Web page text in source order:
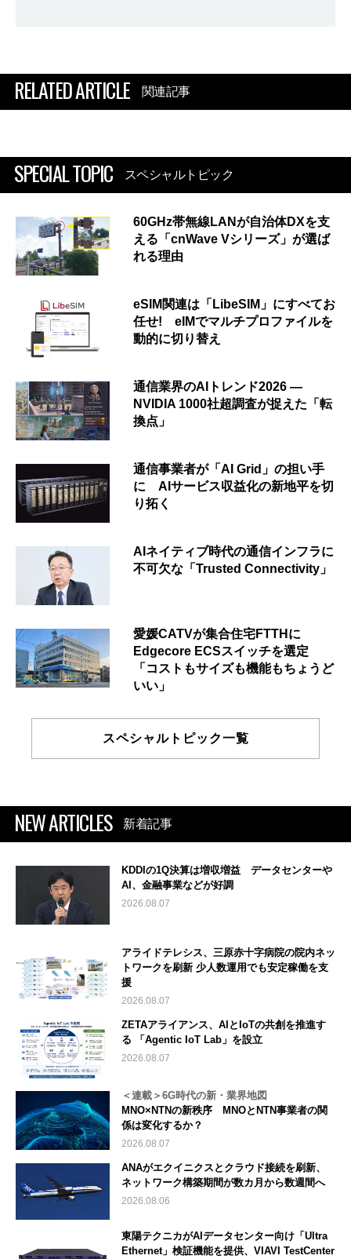
RELATED ARTICLE 関連記事
SPECIAL TOPIC スペシャルトピック
60GHz帯無線LANが自治体DXを支
える「cnWave Vシリーズ」が選ば
れる理由
eSIM関連は「LibeSIM」にすべてお
任せ! eIMでマルチプロファイルを
動的に切り替え
通信業界のAIトレンド2026 ―
NVIDIA 1000社超調査が捉えた「転
換点」
通信事業者が「AI Grid」の担い手
に AIサービス収益化の新地平を切
り拓く
AIネイティブ時代の通信インフラに
不可欠な「Trusted Connectivity」
愛媛CATVが集合住宅FTTHに
Edgecore ECSスイッチを選定
「コストもサイズも機能もちょうど
いい」
スペシャルトピック一覧
NEW ARTICLES 新着記事
KDDIの1Q決算は増収増益 データセンターや
AI、金融事業などが好調
2026.08.07
アライドテレシス、三原赤十字病院の院内ネッ
トワークを刷新 少人数運用でも安定稼働を支
援
2026.08.07
ZETAアライアンス、AIとIoTの共創を推進す
る 「Agentic IoT Lab」を設立
2026.08.07
＜連載＞6G時代の新・業界地図
MNO×NTNの新秩序 MNOとNTN事業者の関
係は変化するか？
2026.08.07
ANAがエクイニクスとクラウド接続を刷新、
ネットワーク構築期間が数カ月から数週間へ
2026.08.06
東陽テクニカがAIデータセンター向け「Ultra
Ethernet」検証機能を提供、VIAVI TestCenter